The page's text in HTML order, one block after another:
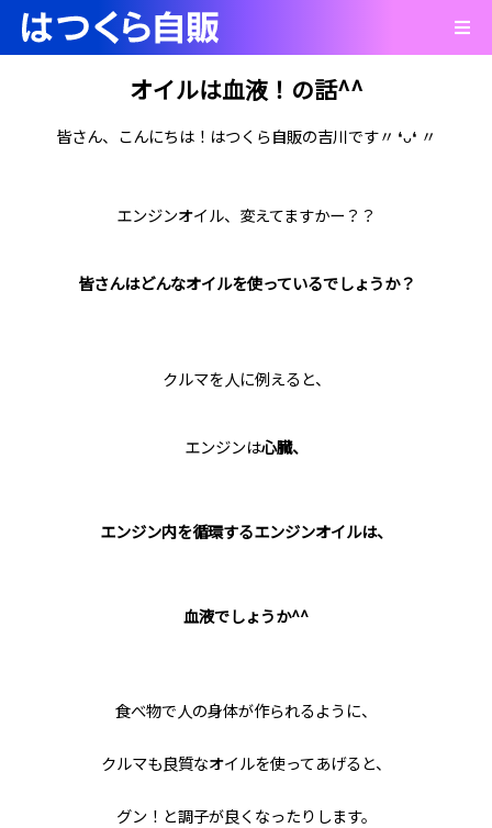
オイルは血液！の話^^
皆さん、こんにちは！はつくら自販の吉川です〃 ❛ᴗ❛ 〃
エンジンオイル、変えてますかー？？
皆さんはどんなオイルを使っているでしょうか？
クルマを人に例えると、
エンジンは心臓、
エンジン内を循環するエンジンオイルは、
血液でしょうか^^
食べ物で人の身体が作られるように、
クルマも良質なオイルを使ってあげると、
グン！と調子が良くなったりします。